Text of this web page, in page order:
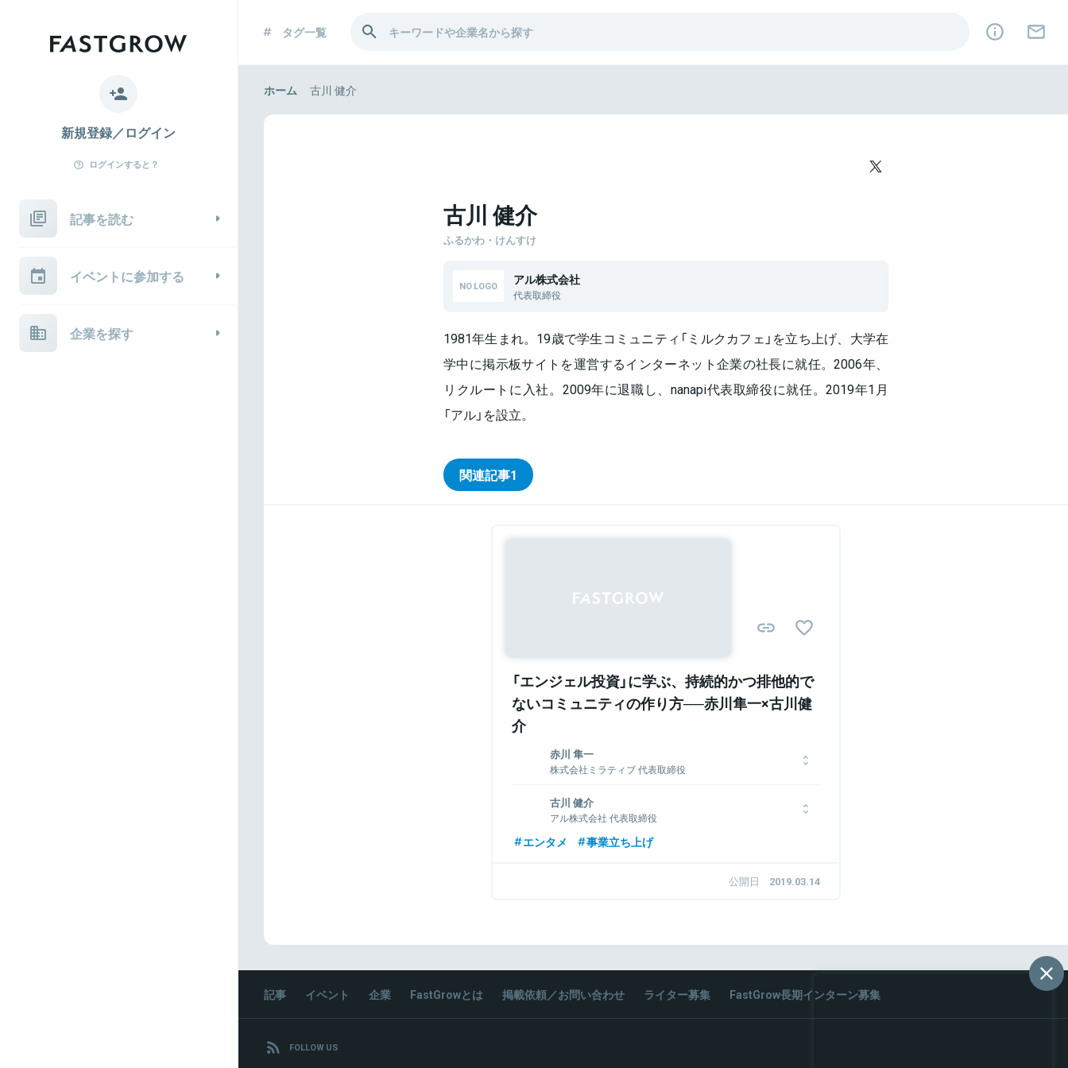
新規登録／ログイン
ログインすると？
記事を読む
イベントに参加する
企業を探す
タグ一覧
ホーム 古川 健介
古川 健介
ふるかわ・けんすけ
アル株式会社
代表取締役
1981年生まれ。19歳で学生コミュニティ「ミルクカフェ」を立ち上げ、大学在
学中に掲示板サイトを運営するインターネット企業の社長に就任。2006年、
リクルートに入社。2009年に退職し、nanapi代表取締役に就任。2019年1月
「アル」を設立。
関連記事1
「エンジェル投資」に学ぶ、持続的かつ排他的で
ないコミュニティの作り方──赤川隼一×古川健
介
赤川 隼一
株式会社ミラティブ 代表取締役
等の立ち上げ後、新卒出身者として初の執行役員に就任し、海外
事業の統括やゲーム開発に携わる。2018年2月、「わかりあう願い
をつなごう」をミッションに株式会社エモモ（現 ミラティブ）を創業
古川 健介
アル株式会社 代表取締役
1981年生まれ。19歳で学生コミュニティ「ミルクカフェ」を立ち上
nanapi代表取締役に就任。2019年1月「アル」を設立。
関連情報をみる
エンタメ 事業立ち上げ
公開日 2019.03.14
記事 イベント 企業 FastGrowとは 掲載依頼／お問い合わせ ライター募集 FastGrow長期インターン募集
FOLLOW US